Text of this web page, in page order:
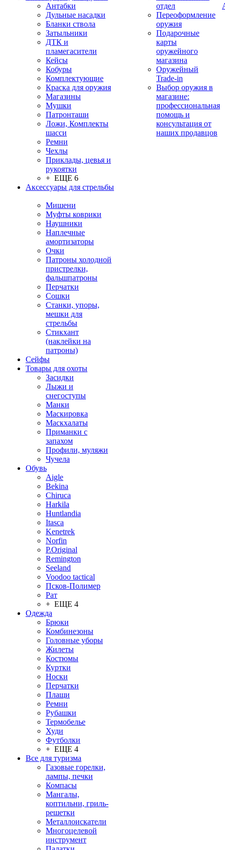
Антабки
Дульные насадки
Бланки ствола
Затыльники
ДТК и
пламегасители
Кейсы
Кобуры
Комплектующие
Краска для оружия
Магазины
Мушки
Патронташи
Ложи, Комплекты
шасси
Ремни
Чехлы
Приклады, цевья и
рукоятки
+ ЕЩЕ 6
Аксессуары для стрельбы
Мишени
Муфты коврики
Наушники
Наплечные
амортизаторы
Очки
Патроны холодной
пристрелки,
фальшпатроны
Перчатки
Сошки
Станки, упоры,
мешки для
стрельбы
Стикхант
(наклейки на
патроны)
Сейфы
Товары для охоты
Засидки
Лыжи и
снегоступы
Манки
Маскировка
Маскхалаты
Приманки с
запахом
Профили, муляжи
Чучела
Обувь
Aigle
Bekina
Chiruсa
Harkila
Huntlandia
Itasca
Kenetrek
Norfin
P.Original
Remington
Seeland
Voodoo tactical
Псков-Полимер
Рат
+ ЕЩЕ 4
Одежда
Брюки
Комбинезоны
Головные уборы
Жилеты
Костюмы
Куртки
Носки
Перчатки
Плащи
Ремни
Рубашки
Термобелье
Худи
Футболки
+ ЕЩЕ 4
Все для туризма
Газовые горелки,
лампы, печки
Компасы
Мангалы,
коптильни, гриль-
решетки
Металлоискатели
Многоцелевой
инструмент
отдел
Переоформление
оружия
Подарочные
карты
оружейного
магазина
Оружейный
Trade-in
Выбор оружия в
магазине:
профессиональная
помощь и
консультация от
наших продавцов